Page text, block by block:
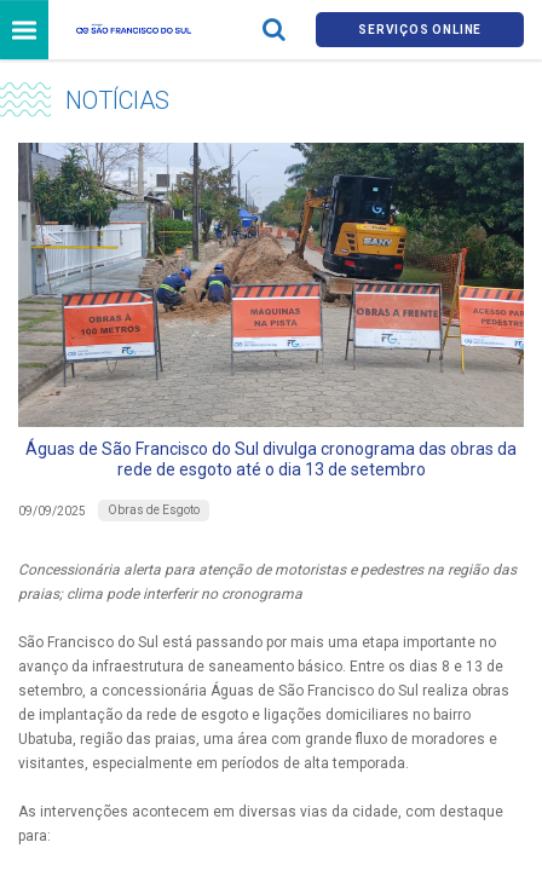
SERVIÇOS ONLINE
NOTÍCIAS
Águas de São Francisco do Sul divulga cronograma das obras da
rede de esgoto até o dia 13 de setembro
09/09/2025 Obras de Esgoto
Concessionária alerta para atenção de motoristas e pedestres na região das
praias; clima pode interferir no cronograma
São Francisco do Sul está passando por mais uma etapa importante no
avanço da infraestrutura de saneamento básico. Entre os dias 8 e 13 de
setembro, a concessionária Águas de São Francisco do Sul realiza obras
de implantação da rede de esgoto e ligações domiciliares no bairro
Ubatuba, região das praias, uma área com grande fluxo de moradores e
visitantes, especialmente em períodos de alta temporada.
As intervenções acontecem em diversas vias da cidade, com destaque
para: